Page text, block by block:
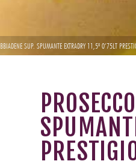
SUP. SPUMANTE EXTRADRY 11,5º 0’75LT